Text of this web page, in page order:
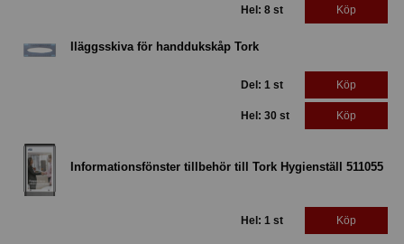
Hel: 8 st Köp
Iläggsskiva för handdukskåp Tork
Del: 1 st Köp
Hel: 30 st Köp
Informationsfönster tillbehör till Tork Hygienställ 511055
Hel: 1 st Köp